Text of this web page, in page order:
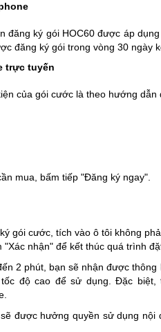
đăng ký gói HOC60 được áp
đăng ký gói trong vòng 30 ngày
trực tuyến
của gói cước là theo hướng
mua, bấm tiếp "Đăng ký ngay".
gói cước, tích vào ô tôi không
nhận" để kết thúc quá trình
2 phút, bạn sẽ nhận được
độ cao để sử dụng. Đặc
được hưởng quyền sử dụng